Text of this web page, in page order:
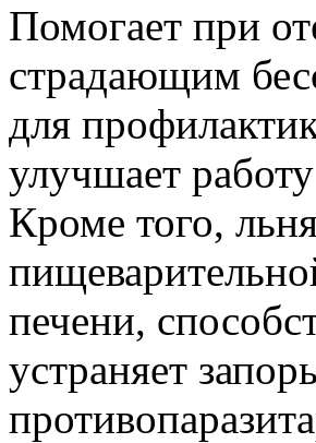
Помогает при
страдающим
для
улучшает
Кроме того,
печени,
устраняет